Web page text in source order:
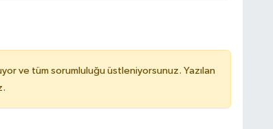
ve tüm sorumluluğu üstleniyorsunuz. Yazılan